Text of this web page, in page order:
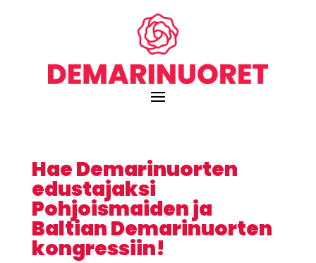
Hae Demarinuorten
edustajaksi
Pohjoismaiden ja
Baltian Demarinuorten
kongressiin!